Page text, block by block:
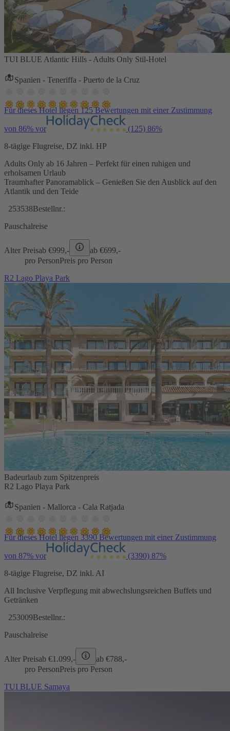
TUI BLUE Atlantic Hills - Adults Only Stil-Hotel
Spanien - Teneriffa - Puerto de la Cruz
Für dieses Hotel liegen 125 Bewertungen mit einer Zustimmung
von 86% vor (125) 86%
8-tägige Flugreise, DZ inkl. HP
Adults Only ab 16 Jahren – Perfekt für einen ruhigen und
erholsamen Urlaub
Traumhafter Panoramablick – Genießen Sie den Ausblick auf den
Atlantik und den Teide
253538Bestellnr.:
Pauschalreise
Alter Preisab €999,- ab €699,-
pro PersonPreis pro Person
R2 Lago Playa Park
Badeurlaub zum Spitzenpreis
R2 Lago Playa Park
Spanien - Mallorca - Cala Ratjada
Für dieses Hotel liegen 3390 Bewertungen mit einer Zustimmung
von 87% vor (3390) 87%
8-tägige Flugreise, DZ inkl. AI
All Inclusive Verpflegung mit abwechslungsreichen Buffets und
Getränken
253009Bestellnr.:
Pauschalreise
Alter Preisab €1.099,- ab €788,-
pro PersonPreis pro Person
TUI BLUE Samaya